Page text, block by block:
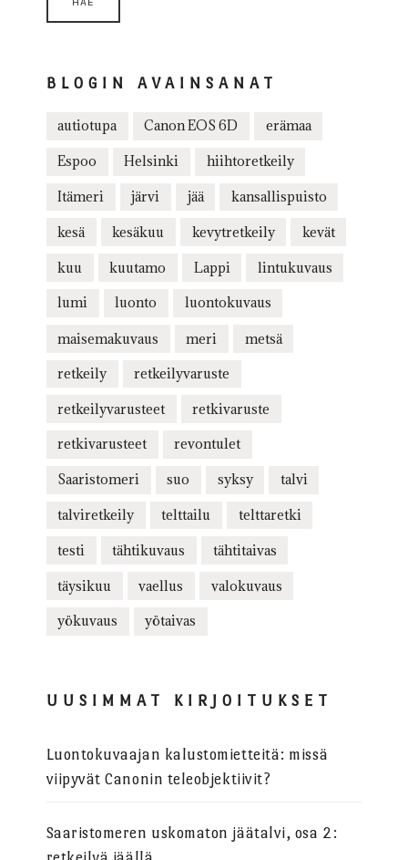
BLOGIN AVAINSANAT
autiotupa Canon EOS 6D erämaa
Espoo Helsinki hiihtoretkeily
Itämeri järvi jää kansallispuisto
kesä kesäkuu kevytretkeily kevät
kuu kuutamo Lappi lintukuvaus
lumi luonto luontokuvaus
maisemakuvaus meri metsä
retkeily retkeilyvaruste
retkeilyvarusteet retkivaruste
retkivarusteet revontulet
Saaristomeri suo syksy talvi
talviretkeily telttailu telttaretki
testi tähtikuvaus tähtitaivas
täysikuu vaellus valokuvaus
yökuvaus yötaivas
UUSIMMAT KIRJOITUKSET
Luontokuvaajan kalustomietteitä: missä
viipyvät Canonin teleobjektiivit?
Saaristomeren uskomaton jäätalvi, osa 2: